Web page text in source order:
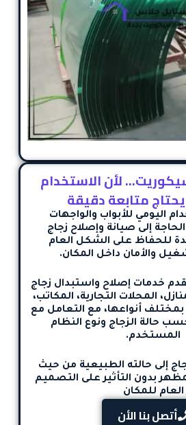
لأن الاستخدام
متابعة دقيقة
اليومي للأبواب والواجهات
إلى صيانة وإصلاح زجاج
للحفاظ على الشكل العام
والأمان داخل المكان.
خدماتإصلاح واستبدال زجاج
المحلات التجارية، المكاتب،
بمختلف أنواعها، مع التعامل مع
حالة الزجاج ونوع النظام
المستخدم.
إلى حالته الطبيعية من حيث
بدون التأثير على التصميم
العام للمكان
أتصل بنا الأن